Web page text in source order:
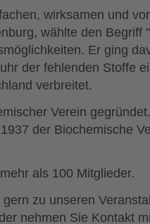
wirksamen und
wählte den
Er ging
der fehlenden Stoffe
verbreitet.
Verein
der Biochemische
als 100 Mitglieder.
zu unseren
nehmen Sie Kontakt